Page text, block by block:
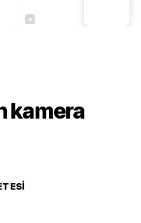
kamera